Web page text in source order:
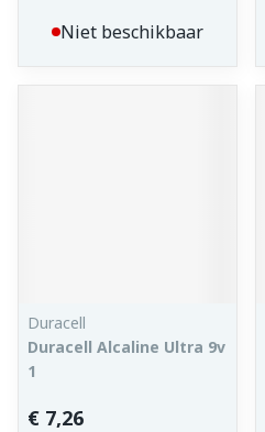
Niet beschikbaar
Duracell
Duracell Alcaline Ultra 9v
1
€ 7,26